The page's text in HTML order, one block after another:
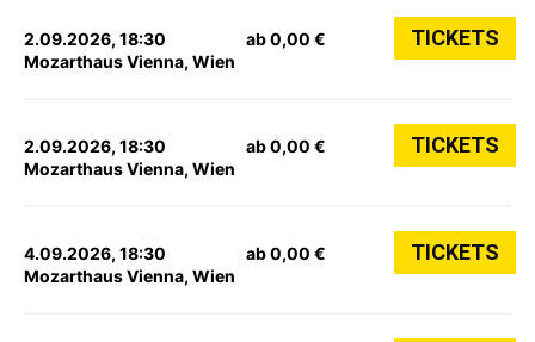
2.09.2026, 18:30
Mozarthaus Vienna, Wien
ab 0,00 € TICKETS
2.09.2026, 18:30
Mozarthaus Vienna, Wien
ab 0,00 € TICKETS
4.09.2026, 18:30
Mozarthaus Vienna, Wien
ab 0,00 € TICKETS